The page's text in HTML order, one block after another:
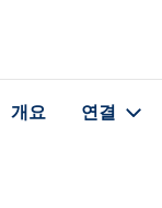
개요 연결